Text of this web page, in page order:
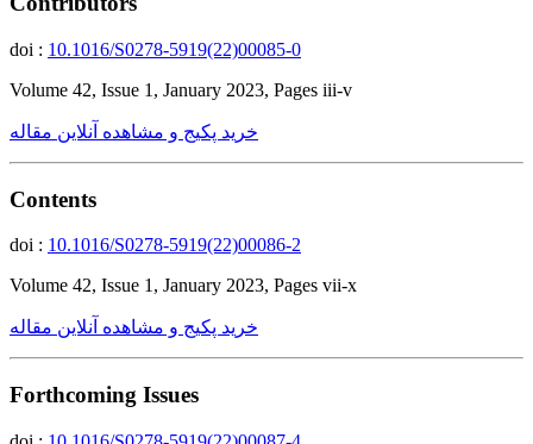
doi : 10.1016/S0278-5919(22)00085-0
Volume 42, Issue 1, January 2023, Pages iii-v
خرید پکیج و مشاهده آنلاین مقاله
Contents
doi : 10.1016/S0278-5919(22)00086-2
Volume 42, Issue 1, January 2023, Pages vii-x
خرید پکیج و مشاهده آنلاین مقاله
Forthcoming Issues